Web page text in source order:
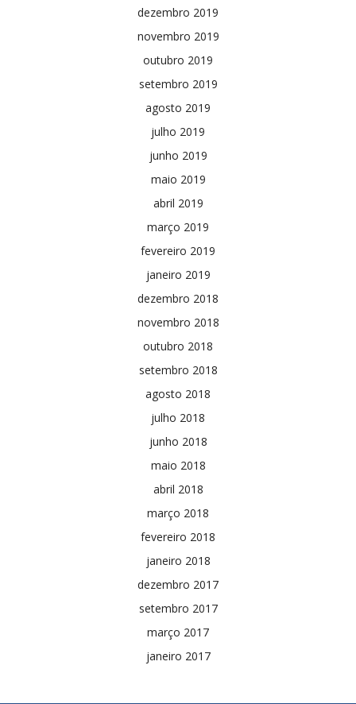
dezembro 2019
novembro 2019
outubro 2019
setembro 2019
agosto 2019
julho 2019
junho 2019
maio 2019
abril 2019
março 2019
fevereiro 2019
janeiro 2019
dezembro 2018
novembro 2018
outubro 2018
setembro 2018
agosto 2018
julho 2018
junho 2018
maio 2018
abril 2018
março 2018
fevereiro 2018
janeiro 2018
dezembro 2017
setembro 2017
março 2017
janeiro 2017